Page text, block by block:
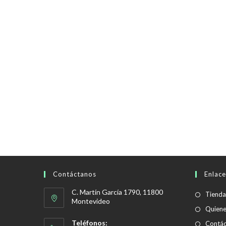
Contáctanos
C. Martín García 1790, 11800
Montevideo
Teléfonos:
Tienda